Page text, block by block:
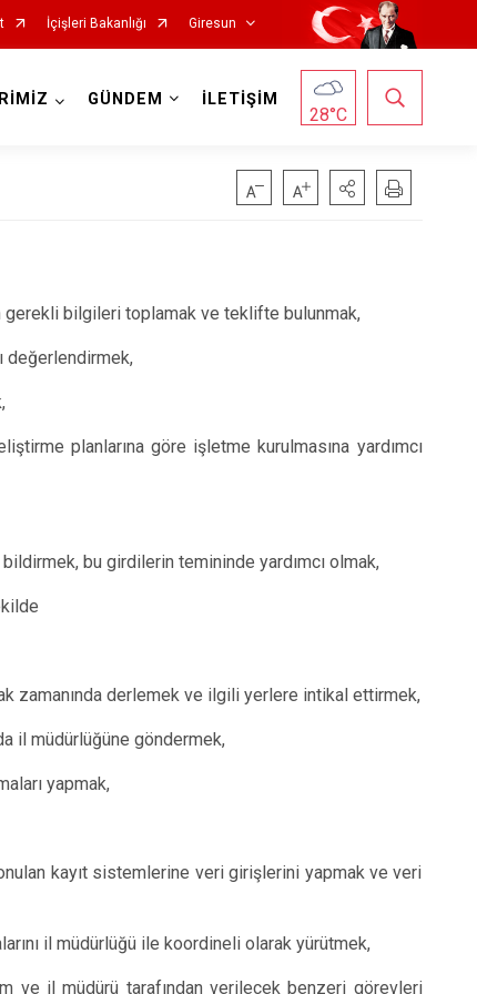
İçişleri Bakanlığı Giresun
Görele
Piraziz
Yağlıdere
GÜNDEM İLETİŞİM
28°C
gerekli bilgileri toplamak ve teklifte bulunmak,
değerlendirmek,
planlarına göre işletme kurulmasına yardımcı
bu girdilerin temininde yardımcı olmak,
zamanında derlemek ve ilgili yerlere intikal ettirmek,
il müdürlüğüne göndermek,
yapmak,
kayıt sistemlerine veri girişlerini yapmak ve veri
il müdürlüğü ile koordineli olarak yürütmek,
ve il müdürü tarafından verilecek benzeri görevleri